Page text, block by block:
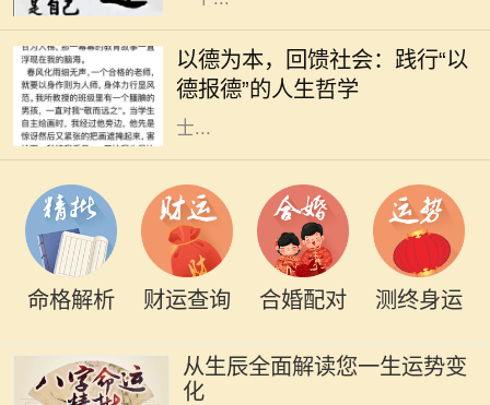
以德为本，回馈社会：践行“以
德报德”的人生哲学
在现代社会，人与人之间的关系愈发
复杂，个体在追求物质利益的同时，
常常忽略了德行的重要性。然而，回
望历史，我们不难发现，许多成功人
士...
命格解析 财运查询 合婚配对 测终身运
从生辰全面解读您一生运势变
化